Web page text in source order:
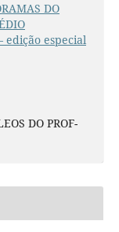
DO
edição especial
DO PROF-